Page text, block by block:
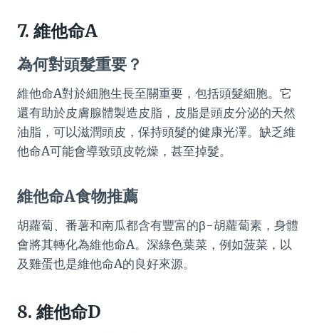
7. 維他命A
為何對頭髮重要？
維他命A對於細胞生長至關重要，包括頭髮細胞。它
還有助於皮膚腺體製造皮脂，皮脂是頭皮分泌的天然
油脂，可以滋潤頭皮，保持頭髮的健康光澤。缺乏維
他命A可能會導致頭皮乾燥，甚至掉髮。
維他命A食物推薦
胡蘿蔔、番薯和南瓜都含有豐富的β-胡蘿蔔素，身體
會將其轉化為維他命A。深綠色葉菜，例如菠菜，以
及雞蛋也是維他命A的良好來源。
8. 維他命D